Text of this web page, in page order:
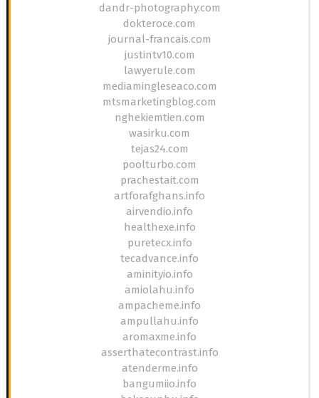
dandr-photography.com
dokteroce.com
journal-francais.com
justintv10.com
lawyerule.com
mediamingleseaco.com
mtsmarketingblog.com
nghekiemtien.com
wasirku.com
tejas24.com
poolturbo.com
prachestait.com
artforafghans.info
airvendio.info
healthexe.info
puretecx.info
tecadvance.info
aminityio.info
amiolahu.info
ampacheme.info
ampullahu.info
aromaxme.info
asserthatecontrast.info
atenderme.info
bangumiio.info